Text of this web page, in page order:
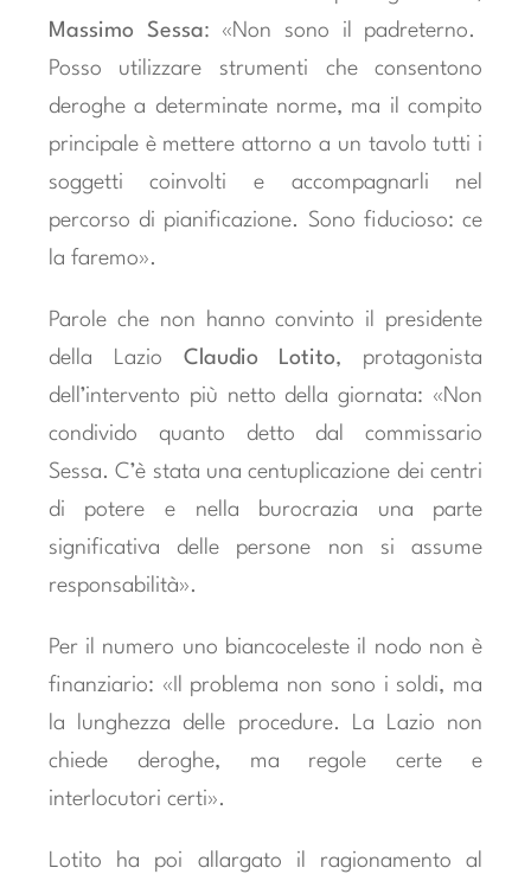
Massimo Sessa: «Non sono il padreterno.
Posso utilizzare strumenti che consentono
deroghe a determinate norme, ma il compito
principale è mettere attorno a un tavolo tutti i
soggetti coinvolti e accompagnarli nel
percorso di pianificazione. Sono fiducioso: ce
la faremo».
Parole che non hanno convinto il presidente
della Lazio Claudio Lotito, protagonista
dell’intervento più netto della giornata: «Non
condivido quanto detto dal commissario
Sessa. C’è stata una centuplicazione dei centri
di potere e nella burocrazia una parte
significativa delle persone non si assume
responsabilità».
Per il numero uno biancoceleste il nodo non è
finanziario: «Il problema non sono i soldi, ma
la lunghezza delle procedure. La Lazio non
chiede deroghe, ma regole certe e
interlocutori certi».
Lotito ha poi allargato il ragionamento al